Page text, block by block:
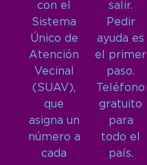
con el
Sistema
Único de
Atención
Vecinal
(SUAV),
que
asigna un
número a
cada
salir.
Pedir
ayuda es
el primer
paso.
Teléfono
gratuito
para
todo el
país.